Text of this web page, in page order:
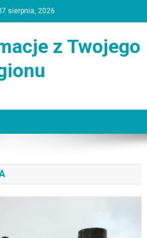
sierpnia, 2026
z Twojego